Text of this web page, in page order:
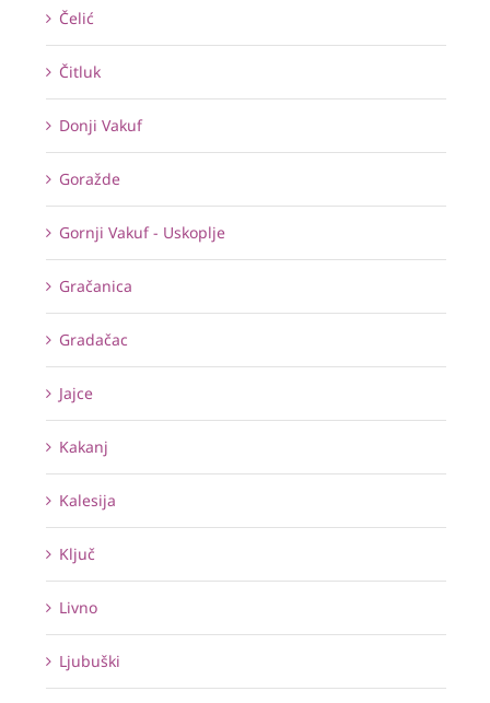
Čelić
Čitluk
Donji Vakuf
Goražde
Gornji Vakuf - Uskoplje
Gračanica
Gradačac
Jajce
Kakanj
Kalesija
Ključ
Livno
Ljubuški